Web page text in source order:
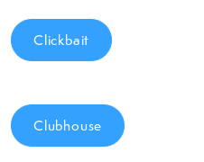
Clickbait
Clubhouse